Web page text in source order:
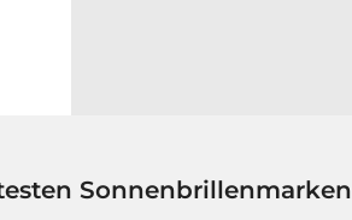
Sonnenbrillenmarken